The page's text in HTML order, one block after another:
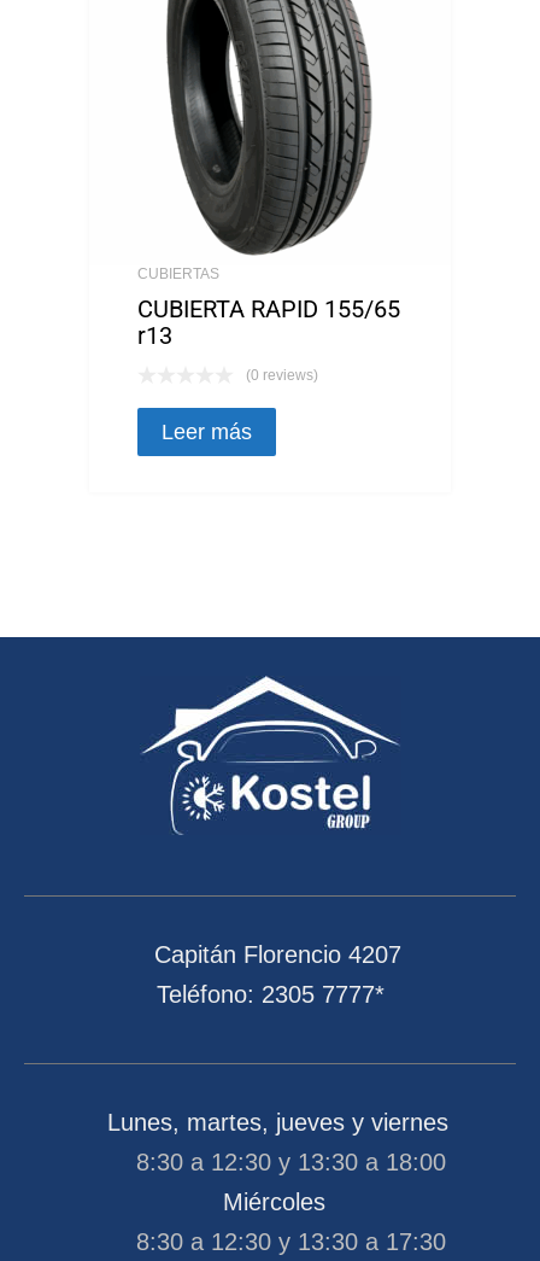
CUBIERTAS
CUBIERTA RAPID 155/65
r13
(0 reviews)
Leer más
Capitán Florencio 4207
Teléfono: 2305 7777*
Lunes, martes, jueves y viernes
8:30 a 12:30 y 13:30 a 18:00
Miércoles
8:30 a 12:30 y 13:30 a 17:30